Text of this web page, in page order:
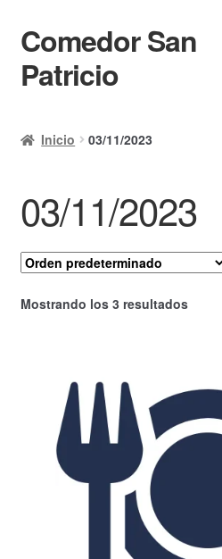
Ir
a
la
Ir
al
contenido
Comedor San
Patricio
Calendario
Mi cuenta
Ayuda Rapida
Finalizar compra
Inicio 03/11/2023
03/11/2023
Mostrando los 3 resultados